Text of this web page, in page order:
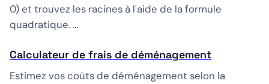
0) et trouvez les racines à l'aide de la formule
quadratique. …
Calculateur de frais de déménagement
Estimez vos coûts de déménagement selon la